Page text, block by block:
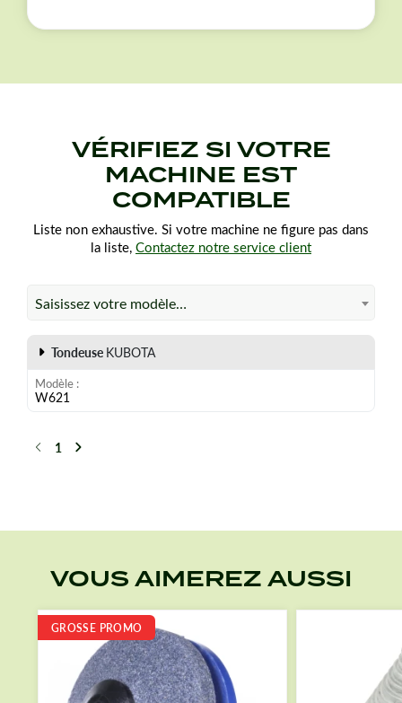
VÉRIFIEZ SI VOTRE
MACHINE EST
COMPATIBLE
Liste non exhaustive. Si votre machine ne figure pas dans
la liste, Contactez notre service client
Saisissez votre modèle…
Tondeuse KUBOTA
Modèle
W621
Précédent
1 Suivant
VOUS AIMEREZ AUSSI
GROSSE PROMO